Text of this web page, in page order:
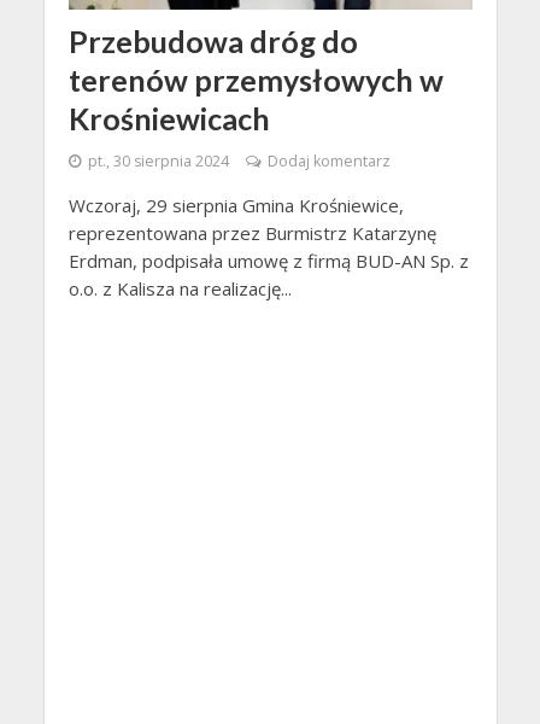
Przebudowa dróg do
terenów przemysłowych w
Krośniewicach
pt., 30 sierpnia 2024 Dodaj komentarz
Wczoraj, 29 sierpnia Gmina Krośniewice,
reprezentowana przez Burmistrz Katarzynę
Erdman, podpisała umowę z firmą BUD-AN Sp. z
o.o. z Kalisza na realizację...